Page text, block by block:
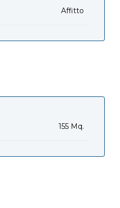
Affitto
155 Mq.